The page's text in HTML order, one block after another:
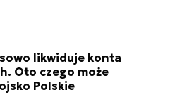
likwiduje konta
Oto czego może
Polskie